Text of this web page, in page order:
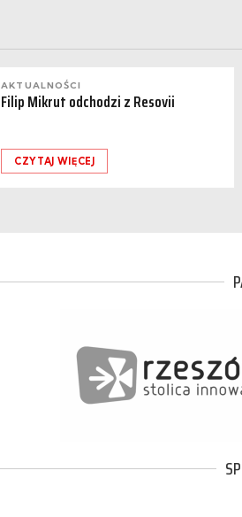
AKTUALNOŚCI
Filip Mikrut odchodzi z Resovii
CZYTAJ WIĘCEJ